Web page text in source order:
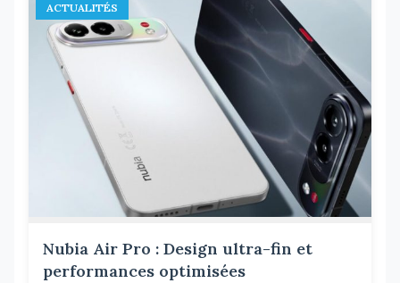
ACTUALITÉS
Nubia Air Pro : Design ultra-fin et
performances optimisées